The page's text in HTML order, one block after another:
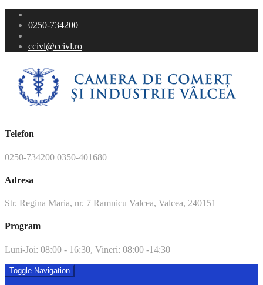
0250-734200
ccivl@ccivl.ro
Telefon
0250-734200 0350-401680
Adresa
Str. Regina Maria, nr. 7 Ramnicu Valcea, Valcea, 240151
Program
Luni-Joi: 08:00 - 16:30, Vineri: 08:00 -14:30
Toggle Navigation